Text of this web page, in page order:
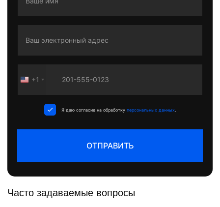
United
+1
Я даю согласие на обработку персональных данных
ОТПРАВИТЬ
Часто задаваемые вопросы